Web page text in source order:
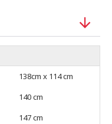
138cm x 114 cm
140 cm
147 cm